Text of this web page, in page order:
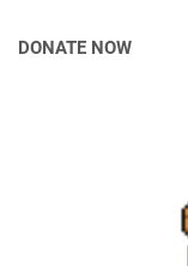
DONATE NOW